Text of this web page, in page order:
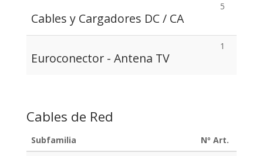
Cables y Cargadores DC / CA
5
Euroconector - Antena TV
1
Cables de Red
Subfamilia Nº Art.